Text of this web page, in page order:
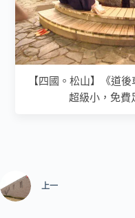
【四國。松山】《道
超級小，免費
上一